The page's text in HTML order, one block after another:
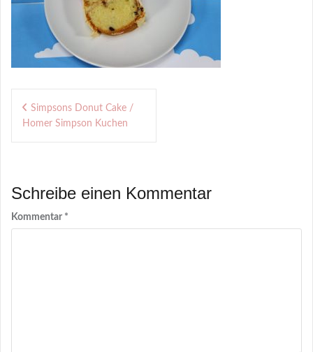
Beitragsnavigation
Simpsons Donut Cake /
Homer Simpson Kuchen
Schreibe einen Kommentar
Kommentar *